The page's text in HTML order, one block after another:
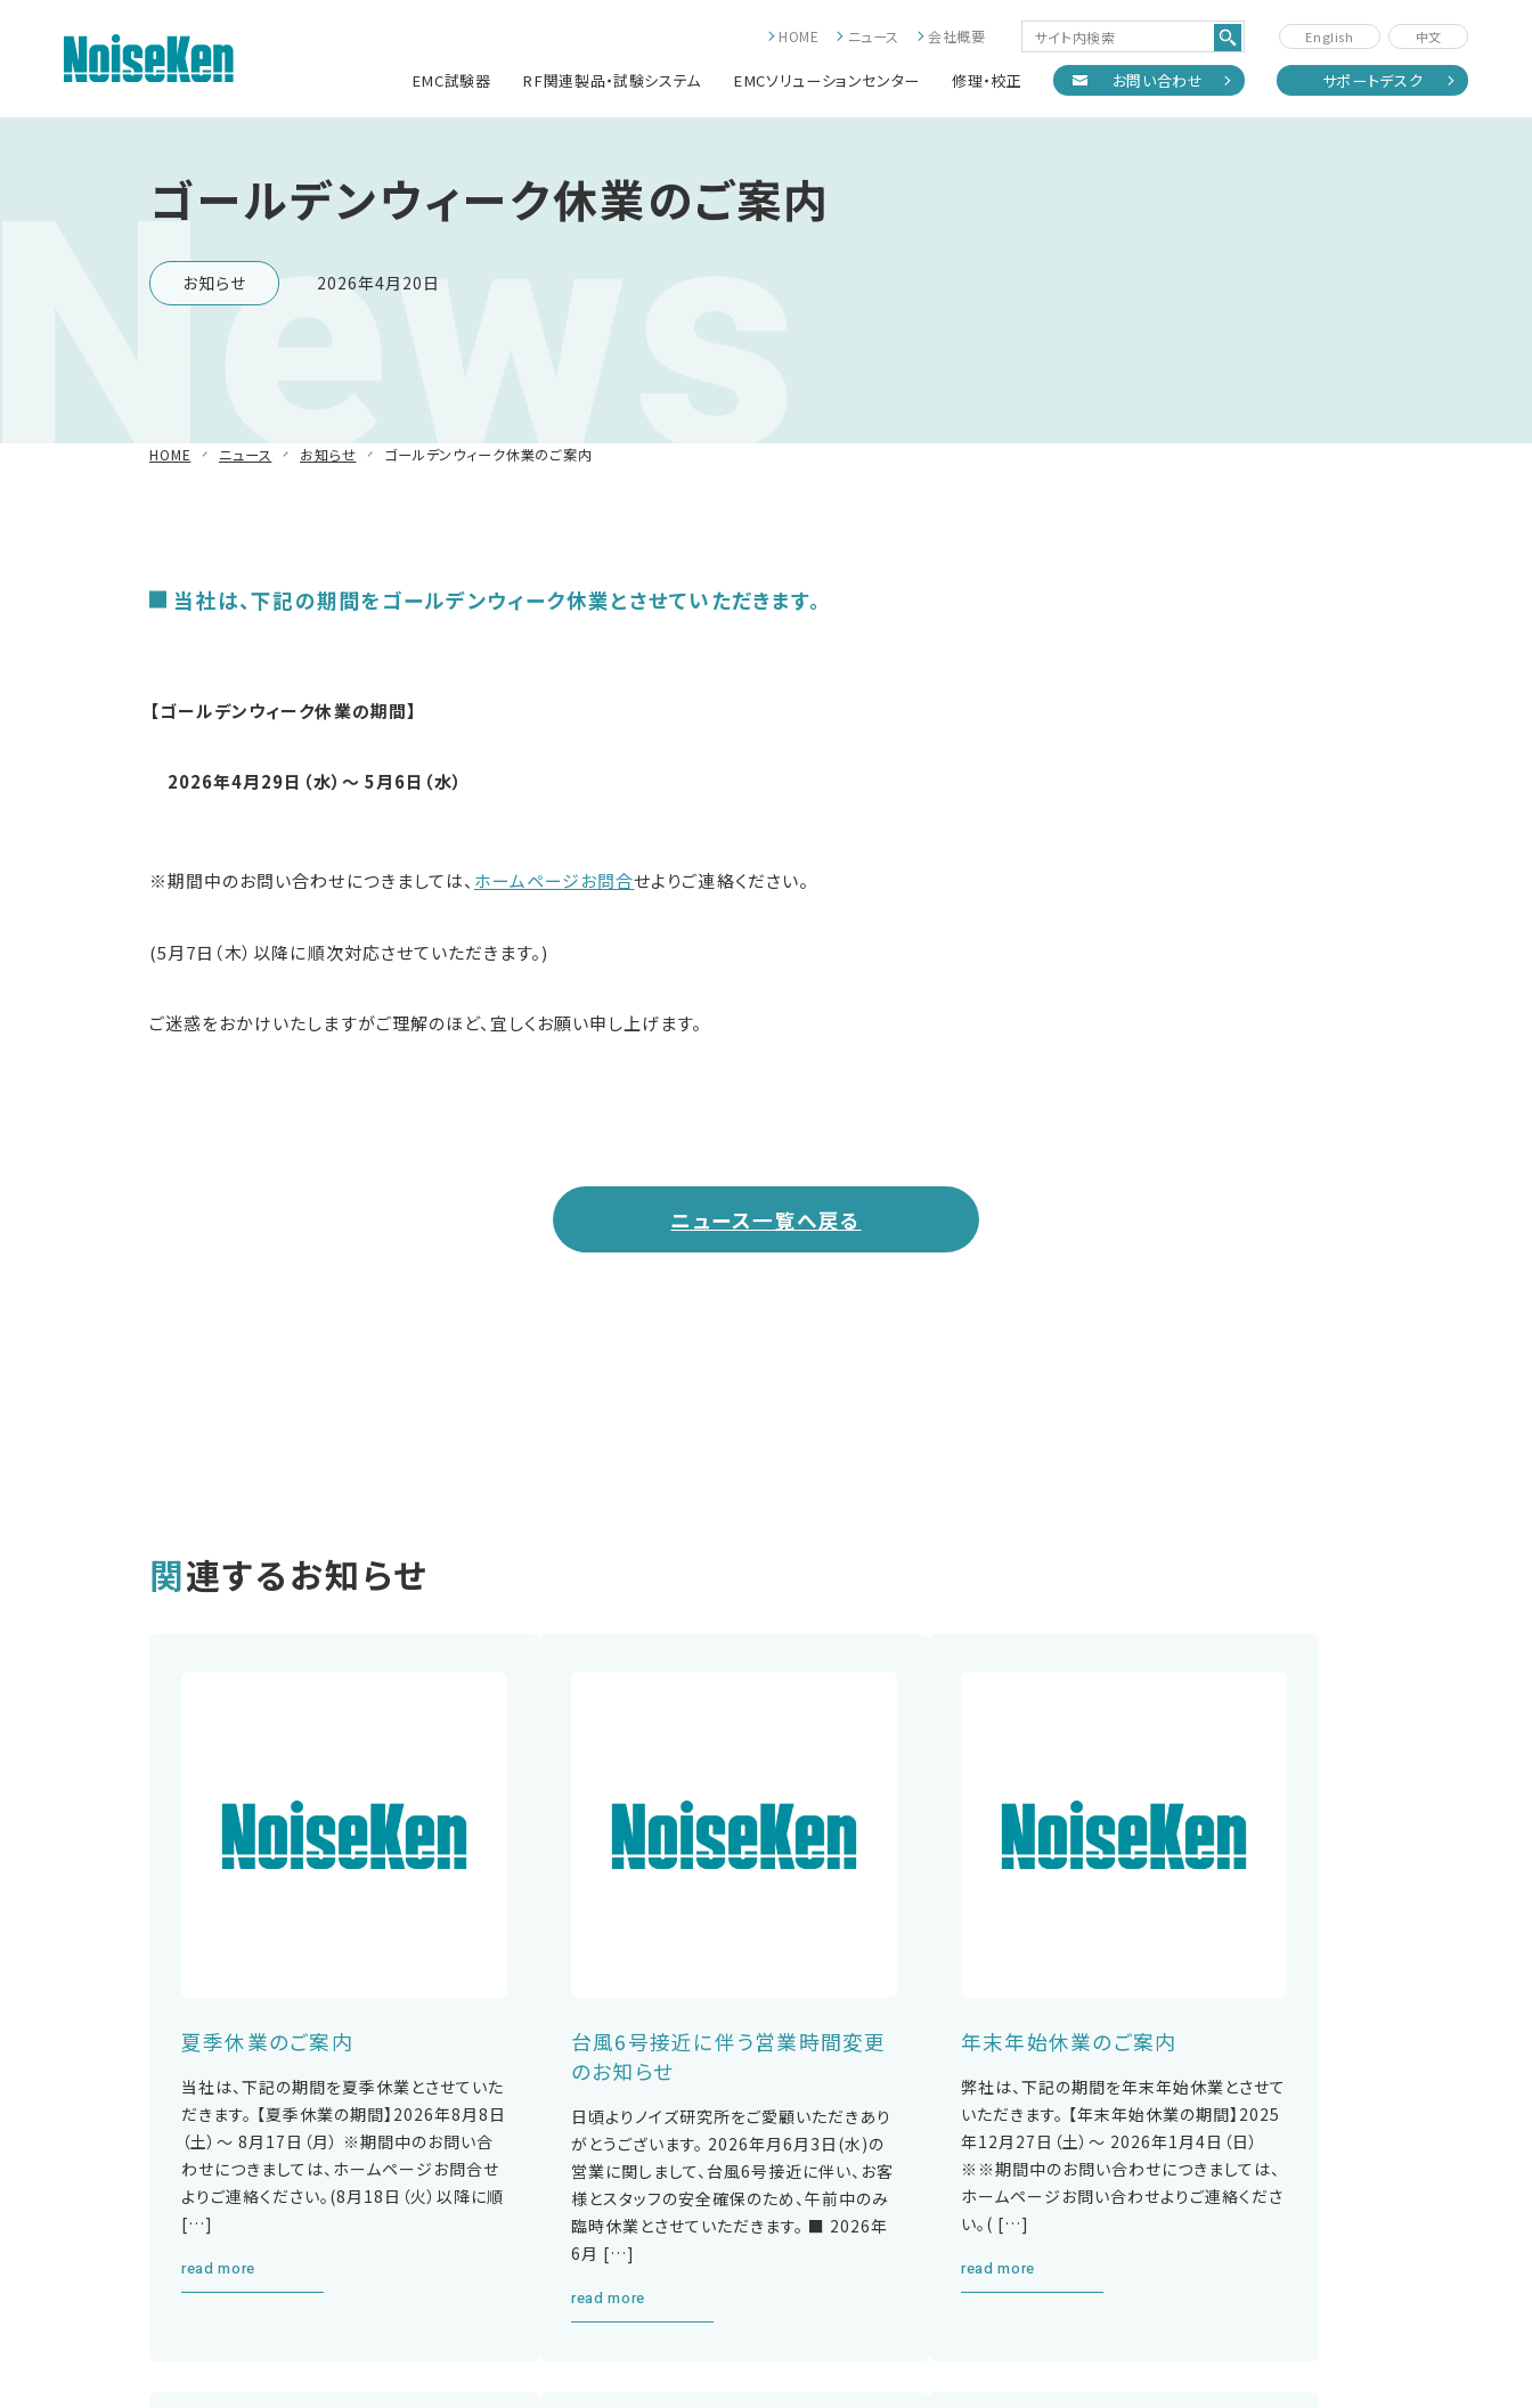
EMC試験器 RF関連製品・試験システム EMCソリューションセンター 修理・校正 お問い合わせ サポートデスク
HOME ニュース 会社概要 English 中文
ゴールデンウィーク休業のご案内
お知らせ 2026年4月20日
HOME ニュース お知らせ ゴールデンウィーク休業のご案内
当社は、下記の期間をゴールデンウィーク休業とさせていただきます。
【ゴールデンウィーク休業の期間】
2026年4月29日（水）～ 5月6日（水）
※期間中のお問い合わせにつきましては、 ホームページお問合せよりご連絡ください。
(5月7日（木）以降に順次対応させていただきます。)
ご迷惑をおかけいたしますがご理解のほど、宜しくお願い申し上げます。
ニュース一覧へ戻る
関連するお知らせ
夏季休業のご案内
当社は、下記の期間を夏季休業とさせていた
だきます。 【夏季休業の期間】2026年8月8日
（土）～ 8月17日（月） ※期間中のお問い合
わせにつきましては、ホームページお問合せ
よりご連絡ください。(8月18日（火）以降に順
[…]
read more
台風6号接近に伴う営業時間変更
のお知らせ
日頃よりノイズ研究所をご愛顧いただきあり
がとうございます。 2026年月6月3日(水)の
営業に関しまして、台風6号接近に伴い、お客
様とスタッフの安全確保のため、午前中のみ
臨時休業とさせていただきます。 ■ 2026年
6月 […]
read more
年末年始休業のご案内
弊社は、下記の期間を年末年始休業とさせて
いただきます。 【年末年始休業の期間】2025
年12月27日（土）～ 2026年1月4日（日）
※※期間中のお問い合わせにつきましては、
ホームページお問い合わせよりご連絡くださ
い。( […]
read more
方形波インパルスノイズ試験器
電源電圧変動試験器・その他試験器